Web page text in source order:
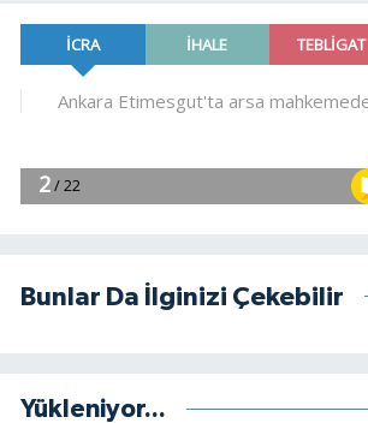
Bunlar Da İlginizi Çekebilir
Yükleniyor...